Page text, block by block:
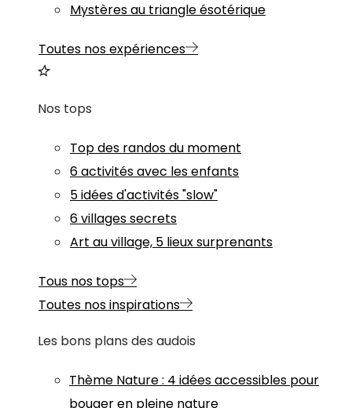
Mystères au triangle ésotérique
Toutes nos expériences
Nos tops
Top des randos du moment
6 activités avec les enfants
5 idées d'activités "slow"
6 villages secrets
Art au village, 5 lieux surprenants
Tous nos tops
Toutes nos inspirations
Les bons plans des audois
Thème Nature: 4 idées accessibles pour
bouger en pleine nature